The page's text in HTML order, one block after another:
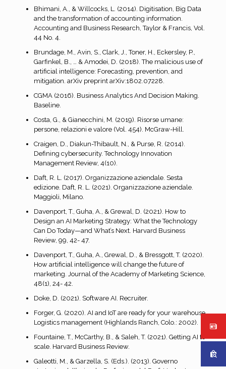
Bhimani, A., & Willcocks, L. (2014). Digitisation, Big Data
and the transformation of accounting information.
Accounting and Business Research, Taylor & Francis, Vol.
44 No. 4.
Brundage, M., Avin, S., Clark, J., Toner, H., Eckersley, P.,
Garfinkel, B., … & Amodei, D. (2018). The malicious use of
artificial intelligence: Forecasting, prevention, and
mitigation. arXiv preprint arXiv:1802.07228.
CGMA (2016). Business Analytics And Decision Making.
Baseline.
Costa, G., & Gianecchini, M. (2019). Risorse umane:
persone, relazioni e valore (Vol. 454). McGraw-Hill.
Craigen, D., Diakun-Thibault, N., & Purse, R. (2014).
Defining cybersecurity. Technology Innovation
Management Review, 4(10).
Daft, R. L. (2017). Organizzazione aziendale. Sesta
edizione. Daft, R. L. (2021). Organizzazione aziendale.
Maggioli, Milano.
Davenport, T., Guha, A., & Grewal, D. (2021). How to
Design an AI Marketing Strategy: What the Technology
Can Do Today—and What’s Next. Harvard Business
Review, 99, 42- 47.
Davenport, T., Guha, A., Grewal, D., & Bressgott, T. (2020).
How artificial intelligence will change the future of
marketing. Journal of the Academy of Marketing Science,
48(1), 24- 42.
Doke, D. (2021). Software AI. Recruiter.
Forger, G. (2020). AI and IoT are ready for your warehouse.
Logistics management (Highlands Ranch, Colo.: 2002).
Fountaine, T., McCarthy, B., & Saleh, T. (2021). Getting AI to
scale. Harvard Business Review.
Galeotti, M., & Garzella, S. (Eds.). (2013). Governo